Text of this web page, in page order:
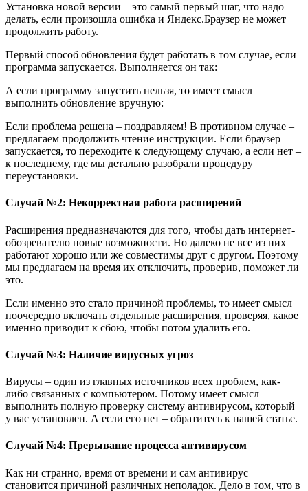
Установка новой версии – это самый первый шаг, что надо
делать, если произошла ошибка и Яндекс.Браузер не может
продолжить работу.
Первый способ обновления будет работать в том случае, если
программа запускается. Выполняется он так:
А если программу запустить нельзя, то имеет смысл
выполнить обновление вручную:
Если проблема решена – поздравляем! В противном случае –
предлагаем продолжить чтение инструкции. Если браузер
запускается, то переходите к следующему случаю, а если нет –
к последнему, где мы детально разобрали процедуру
переустановки.
Случай №2: Некорректная работа расширений
Расширения предназначаются для того, чтобы дать интернет-
обозревателю новые возможности. Но далеко не все из них
работают хорошо или же совместимы друг с другом. Поэтому
мы предлагаем на время их отключить, проверив, поможет ли
это.
Если именно это стало причиной проблемы, то имеет смысл
поочередно включать отдельные расширения, проверяя, какое
именно приводит к сбою, чтобы потом удалить его.
Случай №3: Наличие вирусных угроз
Вирусы – один из главных источников всех проблем, как-
либо связанных с компьютером. Потому имеет смысл
выполнить полную проверку систему антивирусом, который
у вас установлен. А если его нет – обратитесь к нашей статье.
Случай №4: Прерывание процесса антивирусом
Как ни странно, время от времени и сам антивирус
становится причиной различных неполадок. Дело в том, что в